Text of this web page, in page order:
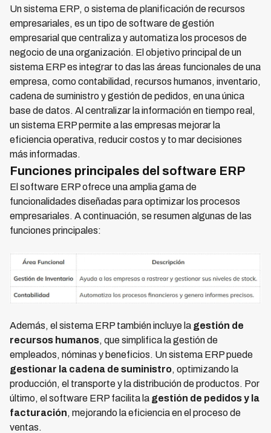
Un sistema ERP, o sistema de planificación de recursos
empresariales, es un tipo de software de gestión
empresarial que centraliza y automatiza los procesos de
negocio de una organización. El objetivo principal de un
sistema ERP es integrar to das las áreas funcionales de una
empresa, como contabilidad, recursos humanos, inventario,
cadena de suministro y gestión de pedidos, en una única
base de datos. Al centralizar la información en tiempo real,
un sistema ERP permite a las empresas mejorar la
eficiencia operativa, reducir costos y to mar decisiones
más informadas.
Funciones principales del software ERP
El software ERP ofrece una amplia gama de
funcionalidades diseñadas para optimizar los procesos
empresariales. A continuación, se resumen algunas de las
funciones principales:
Además, el sistema ERP también incluye la gestión de
recursos humanos, que simplifica la gestión de
empleados, nóminas y beneficios. Un sistema ERP puede
gestionar la cadena de suministro, optimizando la
producción, el transporte y la distribución de productos. Por
último, el software ERP facilita la gestión de pedidos y la
facturación, mejorando la eficiencia en el proceso de
ventas.